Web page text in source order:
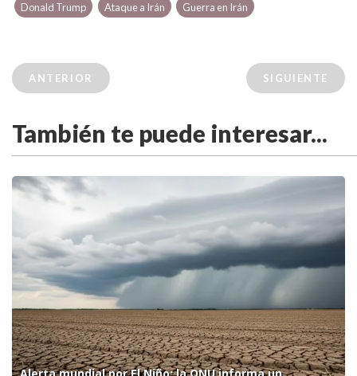
Donald Trump Ataque a Irán Guerra en Irán
ANTERIOR SIGUIENTE
También te puede interesar...